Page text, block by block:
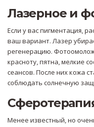
Лазерное и
Если у вас пигментация,
ваш вариант. Лазер
регенерацию.
красноту, пятна, мелкие
сеансов. После них кожа
соблюдать солнечную
Менее известный, но